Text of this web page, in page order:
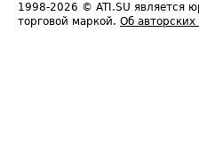
1998-2026 © ATI.SU является
торговой маркой. Об авторских